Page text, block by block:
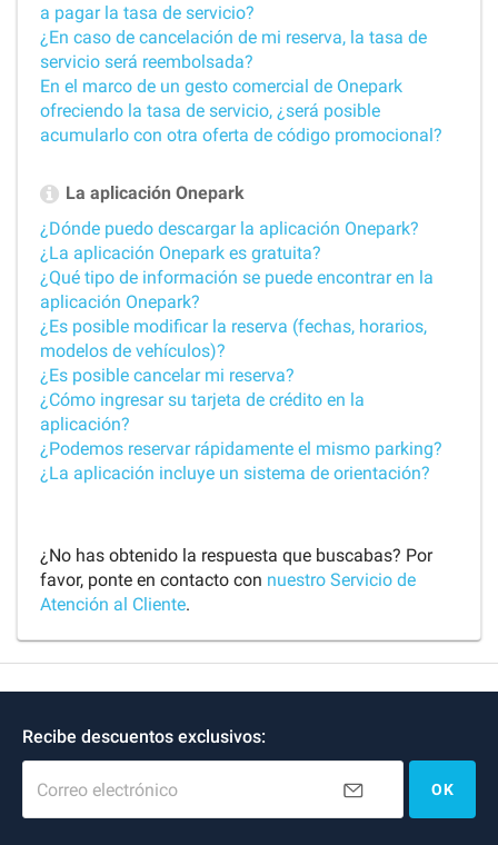
a pagar la tasa de servicio?
¿En caso de cancelación de mi reserva, la tasa de
servicio será reembolsada?
En el marco de un gesto comercial de Onepark
ofreciendo la tasa de servicio, ¿será posible
acumularlo con otra oferta de código promocional?
La aplicación Onepark
¿Dónde puedo descargar la aplicación Onepark?
¿La aplicación Onepark es gratuita?
¿Qué tipo de información se puede encontrar en la
aplicación Onepark?
¿Es posible modificar la reserva (fechas, horarios,
modelos de vehículos)?
¿Es posible cancelar mi reserva?
¿Cómo ingresar su tarjeta de crédito en la
aplicación?
¿Podemos reservar rápidamente el mismo parking?
¿La aplicación incluye un sistema de orientación?
¿No has obtenido la respuesta que buscabas? Por
favor, ponte en contacto con nuestro Servicio de
Atención al Cliente.
Recibe descuentos exclusivos:
Correo electrónico OK